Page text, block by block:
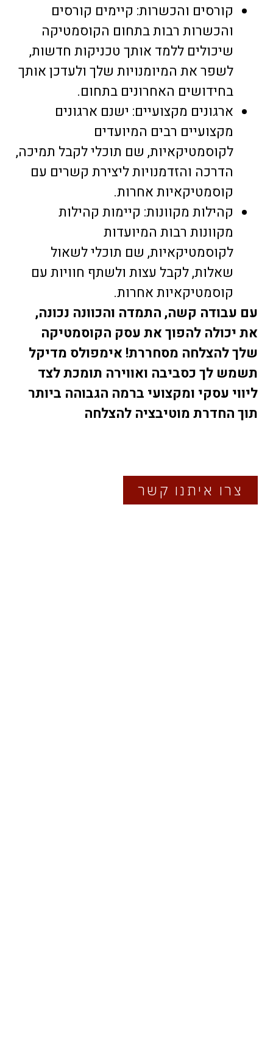
קורסים והכשרות: קיימים קורסים
והכשרות רבות בתחום הקוסמטיקה
שיכולים ללמד אותך טכניקות חדשות,
לשפר את המיומנויות שלך ולעדכן אותך
בחידושים האחרונים בתחום.
ארגונים מקצועיים: ישנם ארגונים
מקצועיים רבים המיועדים
לקוסמטיקאיות, שם תוכלי לקבל תמיכה,
הדרכה והזדמנויות ליצירת קשרים עם
קוסמטיקאיות אחרות.
קהילות מקוונות: קיימות קהילות
מקוונות רבות המיועדות
לקוסמטיקאיות, שם תוכלי לשאול
שאלות, לקבל עצות ולשתף חוויות עם
קוסמטיקאיות אחרות.
עם עבודה קשה, התמדה והכוונה נכונה,
את יכולה להפוך את עסק הקוסמטיקה
שלך להצלחה מסחררת! אימפולס מדיקל
תשמש לך כסביבה ואווירה תומכת לצד
ליווי עסקי ומקצועי ברמה הגבוהה ביותר
תוך החדרת מוטיבציה להצלחה
צרו איתנו קשר